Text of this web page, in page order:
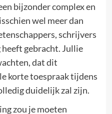
bijzonder complex en
wel meer dan
schrijvers
gebracht. Jullie
dat dit
korte toespraak tijdens
duidelijk zal zijn.
zou je moeten